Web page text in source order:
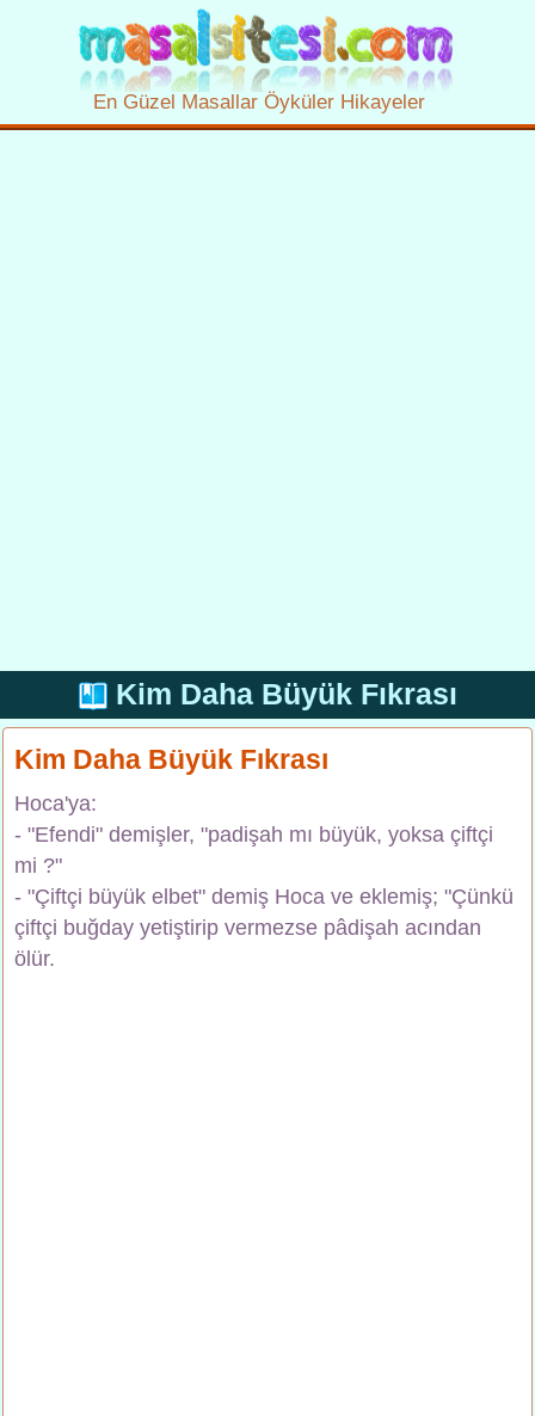
En Güzel Masallar Öyküler Hikayeler
Kim Daha Büyük Fıkrası
Kim Daha Büyük Fıkrası
Hoca'ya:
- "Efendi" demişler, "padişah mı büyük, yoksa çiftçi
mi ?"
- "Çiftçi büyük elbet" demiş Hoca ve eklemiş; "Çünkü
çiftçi buğday yetiştirip vermezse pâdişah acından
ölür.